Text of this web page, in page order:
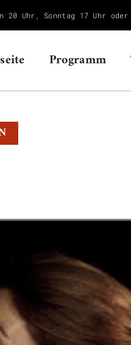
20 Uhr, Sonntag 17 Uhr oder
Programm